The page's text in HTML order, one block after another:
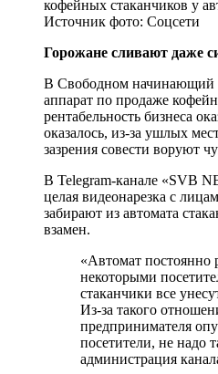
Источник фото: Соцсети
Горожане сливают даже
В Свободном начинающий
аппарат по продаже
рентабельность бизнеса
оказалось, из-за ушлых
зазрения совести воруют
В Telegram-канале «SVB
целая видеонарезка с
забирают из автомата
взамен.
«Автомат постоянно
некоторыми
стаканчики все
Из-за такого
предпринимателя
посетители, не надо
администрация